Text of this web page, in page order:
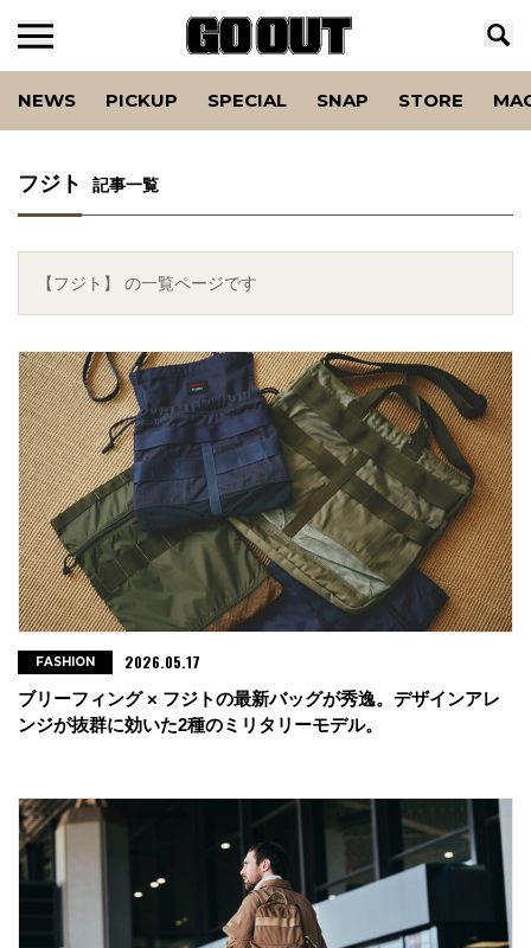
NEWS PICKUP SPECIAL SNAP STORE
フジト 記事一覧
【フジト】 の一覧ページです
ブリーフィング × フジトの最新バッグが秀逸。デザインアレ
ンジが抜群に効いた2種のミリタリーモデル。
FASHION 2026.05.17